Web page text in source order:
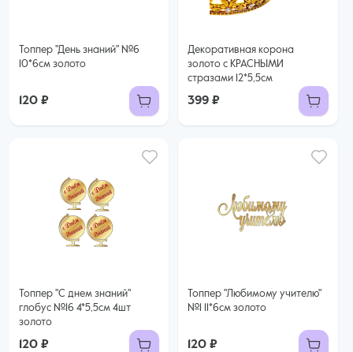
Топпер "День знаний" №6
10*6см золото
120 ₽
Декоративная корона
золото с КРАСНЫМИ
стразами 12*5,5см
399 ₽
Топпер "С днем знаний"
глобус №16 4*5,5см 4шт
золото
120 ₽
Топпер "Любимому учителю"
№1 11*6см золото
120 ₽